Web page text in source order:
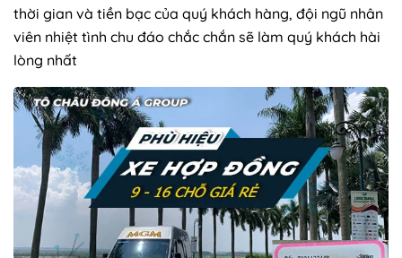
thời gian và tiền bạc của quý khách hàng, đội ngũ nhân
viên nhiệt tình chu đáo chắc chắn sẽ làm quý khách hài
lòng nhất